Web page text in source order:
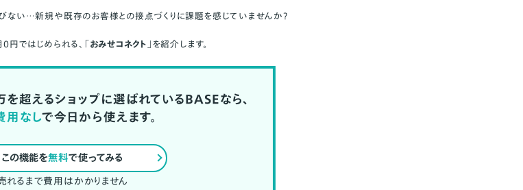
い…新規や既存のお客様との接点づくりに課題を感じていませんか？
ではじめられる、「おみせコネクト」を紹介します。
超えるショップに選ばれているBASEなら、
用なしで今日から使えます。
この機能を無料で使ってみる
れるまで費用はかかりません